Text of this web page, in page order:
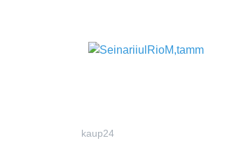
kaup24